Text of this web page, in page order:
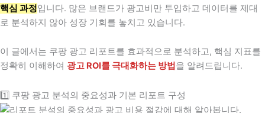
핵심 과정입니다. 많은 브랜드가 광고비만 투입하고 데이터를 제대
로 분석하지 않아 성장 기회를 놓치고 있습니다.
이 글에서는 쿠팡 광고 리포트를 효과적으로 분석하고, 핵심 지표를
정확히 이해하여 광고 ROI를 극대화하는 방법 을 알려드립니다.
1️⃣ 쿠팡 광고 분석의 중요성과 기본 리포트 구성